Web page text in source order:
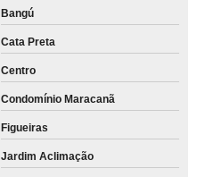
Bangú
Cata Preta
Centro
Condomínio Maracanã
Figueiras
Jardim Aclimação